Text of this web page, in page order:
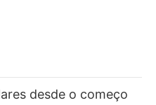
desde o começo